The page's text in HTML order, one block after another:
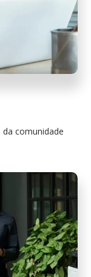
comunidade